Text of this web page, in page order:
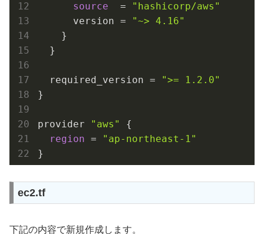
source
  =
"hashicorp/aws"
      version =
"~> 4.16"
    }
  }
  required_version =
">= 1.2.0"
}
provider "aws"
{
region =
"ap-northeast-1"
ec2.tf
下記の内容で新規作成します。